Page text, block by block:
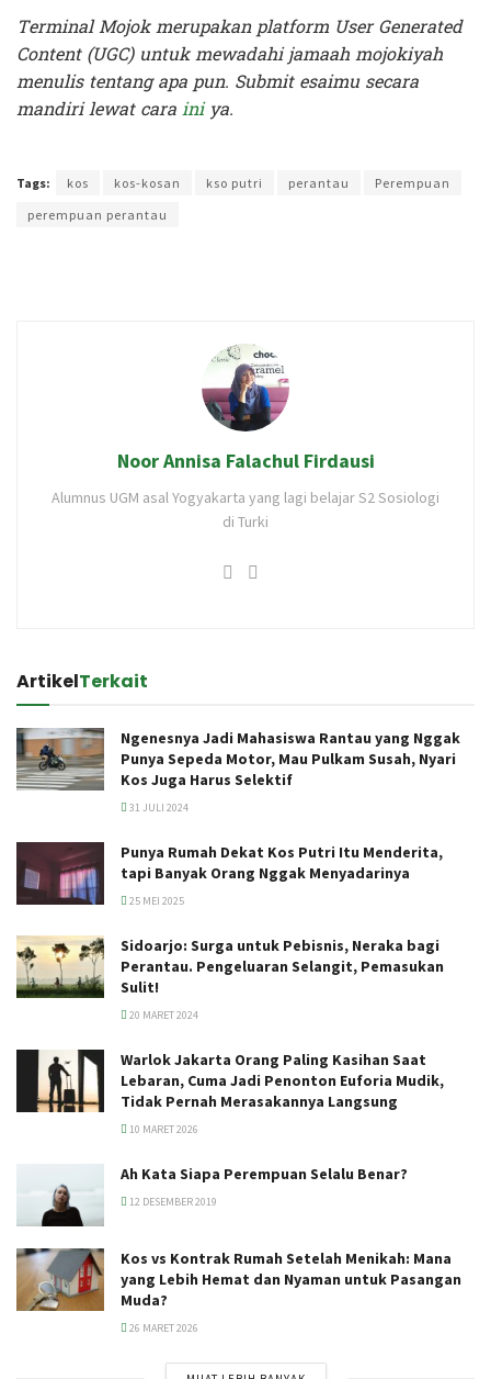
Terminal Mojok merupakan platform User Generated
Content (UGC) untuk mewadahi jamaah mojokiyah
menulis tentang apa pun. Submit esaimu secara
mandiri lewat carainiya.
Tags: kos kos-kosan kso putri perantau
Perempuan
perempuan perantau
Noor Annisa Falachul Firdausi
Alumnus UGM asal Yogyakarta yang lagi belajar S2 Sosiologi
di Turki
ArtikelTerkait
Ngenesnya Jadi Mahasiswa Rantau yang Nggak
Punya Sepeda Motor, Mau Pulkam Susah, Nyari
Kos Juga Harus Selektif
31 JULI 2024
Punya Rumah Dekat Kos Putri Itu Menderita,
tapi Banyak Orang Nggak Menyadarinya
25 MEI 2025
Sidoarjo: Surga untuk Pebisnis, Neraka bagi
Perantau. Pengeluaran Selangit, Pemasukan
Sulit!
20 MARET 2024
Warlok Jakarta Orang Paling Kasihan Saat
Lebaran, Cuma Jadi Penonton Euforia Mudik,
Tidak Pernah Merasakannya Langsung
10 MARET 2026
Ah Kata Siapa Perempuan Selalu Benar?
12 DESEMBER 2019
Kos vs Kontrak Rumah Setelah Menikah: Mana
yang Lebih Hemat dan Nyaman untuk Pasangan
Muda?
26 MARET 2026